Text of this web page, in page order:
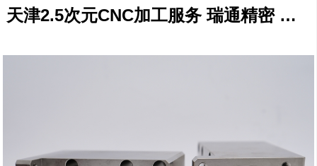
天津2.5次元CNC加工服务 瑞通精密 按需定制